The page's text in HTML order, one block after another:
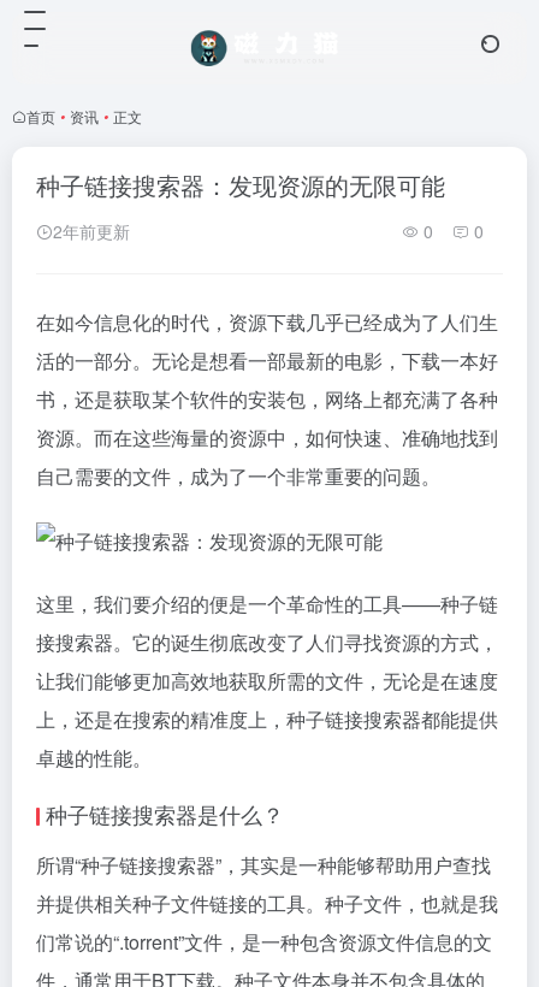
首页 • 资讯 • 正文
种子链接搜索器：发现资源的无限可能
2年前更新 0 0
在如今信息化的时代，资源下载几乎已经成为了人们生
活的一部分。无论是想看一部最新的电影，下载一本好
书，还是获取某个软件的安装包，网络上都充满了各种
资源。而在这些海量的资源中，如何快速、准确地找到
自己需要的文件，成为了一个非常重要的问题。
这里，我们要介绍的便是一个革命性的工具——种子链
接搜索器。它的诞生彻底改变了人们寻找资源的方式，
让我们能够更加高效地获取所需的文件，无论是在速度
上，还是在搜索的精准度上，种子链接搜索器都能提供
卓越的性能。
种子链接搜索器是什么？
所谓“种子链接搜索器”，其实是一种能够帮助用户查找
并提供相关种子文件链接的工具。种子文件，也就是我
们常说的“.torrent”文件，是一种包含资源文件信息的文
件，通常用于BT下载。种子文件本身并不包含具体的